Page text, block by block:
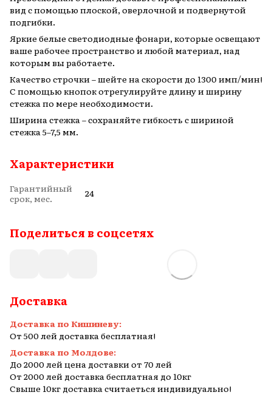
вид с помощью плоской, оверлочной и подвернутой
подгибки.
Яркие белые светодиодные фонари, которые освещают
ваше рабочее пространство и любой материал, над
которым вы работаете.
Качество строчки – шейте на скорости до 1300 имп/мин!
С помощью кнопок отрегулируйте длину и ширину
стежка по мере необходимости.
Ширина стежка – сохраняйте гибкость с шириной
стежка 5–7,5 мм.
Характеристики
Гарантийный
срок, мес.
24
Поделиться в соцсетях
Доставка
Доставка по Кишиневу:
От 500 лей доставка бесплатная!
Доставка по Молдове:
До 2000 лей цена доставки от 70 лей
От 2000 лей доставка бесплатная до 10кг
Свыше 10кг доставка считаеться индивидуально!